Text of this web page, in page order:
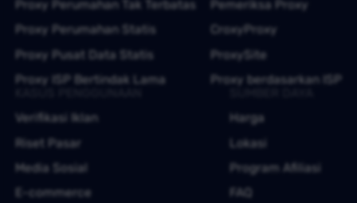
Proxy Perumahan Tak Terbatas
Proxy Perumahan Statis
Proxy Pusat Data Statis
Proxy ISP Bertindak Lama
Pemeriksa Proxy
CroxyProxy
ProxySite
Proxy berdasarkan ISP
Verifikasi Iklan
Riset Pasar
Media Sosial
E-commerce
Harga
Lokasi
Program Afiliasi
FAQ